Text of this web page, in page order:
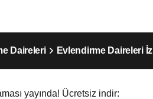
Daireleri Evlendirme Daireleri
yayında! Ücretsiz indir: